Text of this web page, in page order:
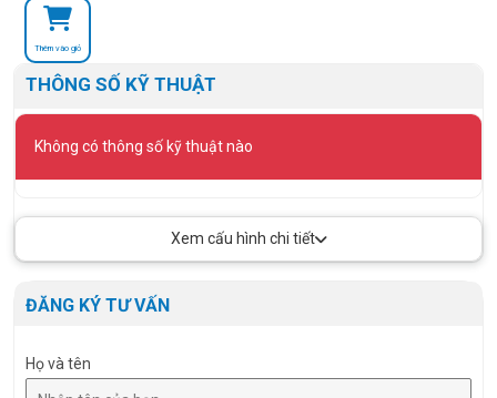
Thêm vào giỏ
THÔNG SỐ KỸ THUẬT
Không có thông số kỹ thuật nào
Xem cấu hình chi tiết
ĐĂNG KÝ TƯ VẤN
Họ và tên